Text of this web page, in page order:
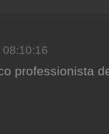
08:10:16
professionista